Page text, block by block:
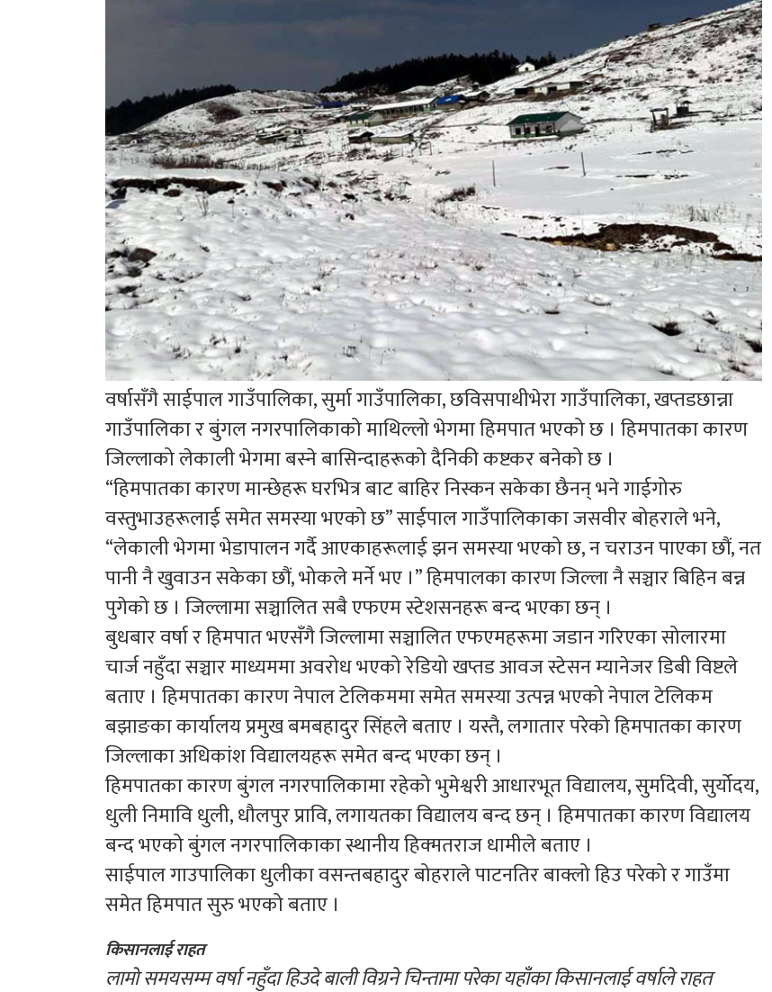
वर्षासँगै साईपाल गाउँपालिका, सुर्मा गाउँपालिका, छविसपाथीभेरा गाउँपालिका, खप्तडछान्ना
गाउँपालिका र बुंगल नगरपालिकाको माथिल्लो भेगमा हिमपात भएको छ । हिमपातका कारण
जिल्लाको लेकाली भेगमा बस्ने बासिन्दाहरूको दैनिकी कष्टकर बनेको छ ।
“हिमपातका कारण मान्छेहरू घरभित्र बाट बाहिर निस्कन सकेका छैनन् भने गाईगोरु
वस्तुभाउहरूलाई समेत समस्या भएको छ” साईपाल गाउँपालिकाका जसवीर बोहराले भने,
“लेकाली भेगमा भेडापालन गर्दै आएकाहरूलाई झन समस्या भएको छ, न चराउन पाएका छौं, नत
पानी नै खुवाउन सकेका छौं, भोकले मर्ने भए ।” हिमपालका कारण जिल्ला नै सञ्चार बिहिन बन्न
पुगेको छ । जिल्लामा सञ्चालित सबै एफएम स्टेशसनहरू बन्द भएका छन् ।
बुधबार वर्षा र हिमपात भएसँगै जिल्लामा सञ्चालित एफएमहरूमा जडान गरिएका सोलारमा
चार्ज नहुँदा सञ्चार माध्यममा अवरोध भएको रेडियो खप्तड आवज स्टेसन म्यानेजर डिबी विष्टले
बताए । हिमपातका कारण नेपाल टेलिकममा समेत समस्या उत्पन्न भएको नेपाल टेलिकम
बझाङका कार्यालय प्रमुख बमबहादुर सिंहले बताए । यस्तै, लगातार परेको हिमपातका कारण
जिल्लाका अधिकांश विद्यालयहरू समेत बन्द भएका छन् ।
हिमपातका कारण बुंगल नगरपालिकामा रहेको भुमेश्वरी आधारभूत विद्यालय, सुर्मादेवी, सुर्योदय,
धुली निमावि धुली, धौलपुर प्रावि, लगायतका विद्यालय बन्द छन् । हिमपातका कारण विद्यालय
बन्द भएको बुंगल नगरपालिकाका स्थानीय हिक्मतराज धामीले बताए ।
साईपाल गाउपालिका धुलीका वसन्तबहादुर बोहराले पाटनतिर बाक्लो हिउ परेको र गाउँमा
समेत हिमपात सुरु भएको बताए ।
किसानलाई राहत
लामो समयसम्म वर्षा नहुँदा हिउदे बाली विग्रने चिन्तामा परेका यहाँंका किसानलाई वर्षाले राहत